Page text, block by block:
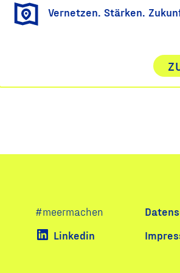
Vernetzen. Stärken.
#meermachen
Linkedin